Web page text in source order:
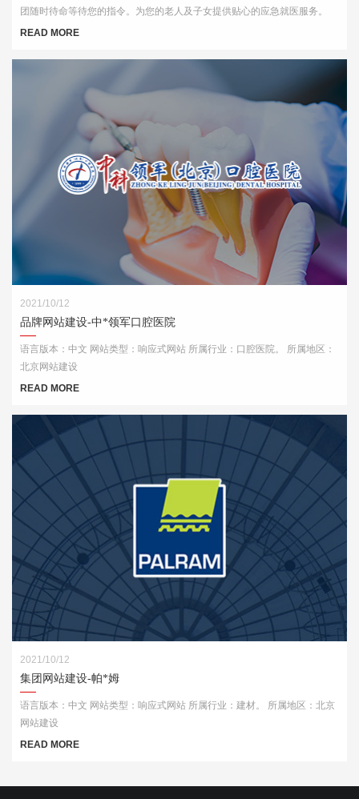
团随时待命等待您的指令。为您的老人及子女提供贴心的应急就医服务。
READ MORE
2021/10/12
品牌网站建设-中*领军口腔医院
语言版本：中文 网站类型：响应式网站 所属行业：口腔医院。 所属地区：
北京网站建设
READ MORE
2021/10/12
集团网站建设-帕*姆
语言版本：中文 网站类型：响应式网站 所属行业：建材。 所属地区：北京
网站建设
READ MORE